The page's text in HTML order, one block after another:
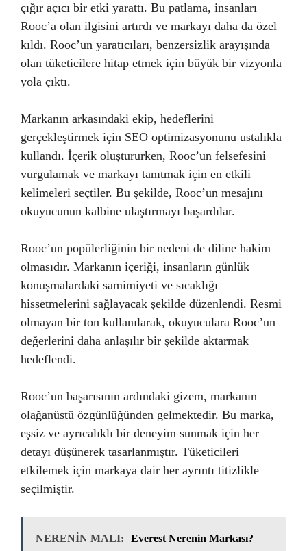
çığır açıcı bir etki yarattı. Bu patlama, insanları
Rooc’a olan ilgisini artırdı ve markayı daha da özel
kıldı. Rooc’un yaratıcıları, benzersizlik arayışında
olan tüketicilere hitap etmek için büyük bir vizyonla
yola çıktı.
Markanın arkasındaki ekip, hedeflerini
gerçekleştirmek için SEO optimizasyonunu ustalıkla
kullandı. İçerik oluştururken, Rooc’un felsefesini
vurgulamak ve markayı tanıtmak için en etkili
kelimeleri seçtiler. Bu şekilde, Rooc’un mesajını
okuyucunun kalbine ulaştırmayı başardılar.
Rooc’un popülerliğinin bir nedeni de diline hakim
olmasıdır. Markanın içeriği, insanların günlük
konuşmalardaki samimiyeti ve sıcaklığı
hissetmelerini sağlayacak şekilde düzenlendi. Resmi
olmayan bir ton kullanılarak, okuyuculara Rooc’un
değerlerini daha anlaşılır bir şekilde aktarmak
hedeflendi.
Rooc’un başarısının ardındaki gizem, markanın
olağanüstü özgünlüğünden gelmektedir. Bu marka,
eşsiz ve ayrıcalıklı bir deneyim sunmak için her
detayı düşünerek tasarlanmıştır. Tüketicileri
etkilemek için markaya dair her ayrıntı titizlikle
seçilmiştir.
NERENİN MALI: Everest Nerenin Markası?